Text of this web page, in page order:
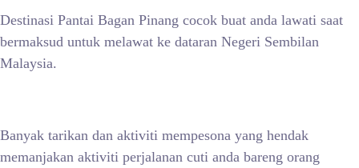
Destinasi Pantai Bagan Pinang cocok buat anda lawati saat
bermaksud untuk melawat ke dataran Negeri Sembilan
Malaysia.
Banyak tarikan dan aktiviti mempesona yang hendak
memanjakan aktiviti perjalanan cuti anda bareng orang